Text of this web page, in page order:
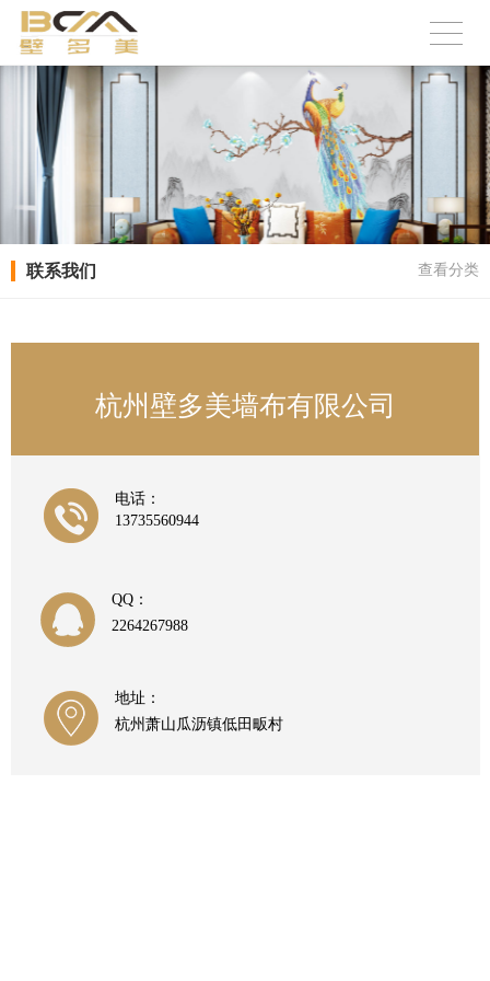
联系我们 查看分类
杭州壁多美墙布有限公司
电话：
13735560944
QQ：
2264267988
地址：
杭州萧山瓜沥镇低田畈村